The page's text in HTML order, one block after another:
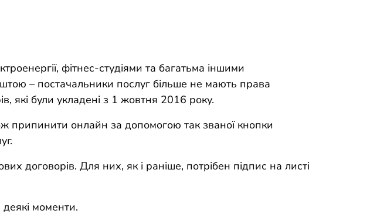
фітнес-студіями та багатьма іншими
– постачальники послуг більше не мають права
які були укладені з 1 жовтня 2016 року.
припинити онлайн за допомогою так званої кнопки
договорів. Для них, як і раніше, потрібен підпис на листі
моменти.